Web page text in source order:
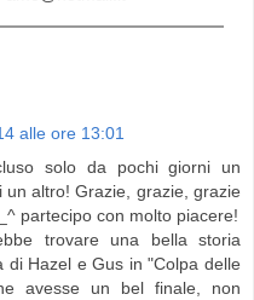
alle ore 13:01
solo da pochi giorni un
altro! Grazie, grazie, grazie
partecipo con molto piacere!
trovare una bella storia
Hazel e Gus in "Colpa delle
avesse un bel finale, non